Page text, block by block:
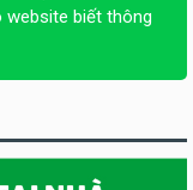
website biết thông